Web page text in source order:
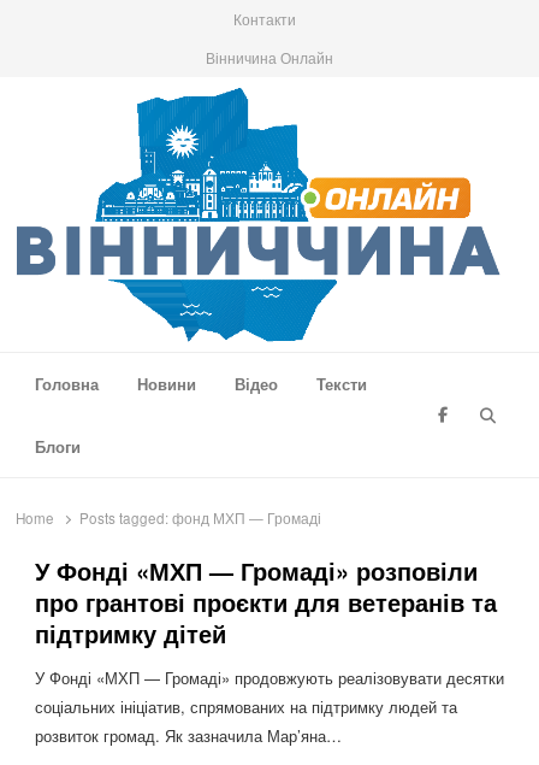
Контакти
Вінничина Онлайн
Головна
Новини Відео Тексти
Блоги
Home Posts tagged:фонд МХП — Громаді
У Фонді «МХП — Громаді» розповіли
про грантові проєкти для ветеранів та
підтримку дітей
У Фонді «МХП — Громаді» продовжують реалізовувати десятки
соціальних ініціатив, спрямованих на підтримку людей та
розвиток громад. Як зазначила Мар’яна…